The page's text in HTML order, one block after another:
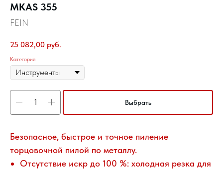
MKAS 355
FEIN
25 082,00 руб.
Категория
Выбрать
Безопасное, быстрое и точное пиление
торцовочной пилой по металлу.
Отсутствие искр до 100 %: холодная резка для